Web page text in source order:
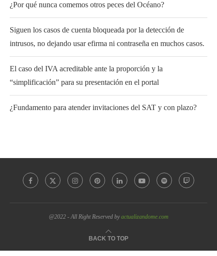
¿Por qué nunca comemos otros peces del Océano?
Siguen los casos de cuenta bloqueada por la detección de
intrusos, no dejando usar efirma ni contraseña en muchos casos.
El caso del IVA acreditable ante la proporción y la
“simplificación” para su presentación en el portal
¿Fundamento para atender invitaciones del SAT y con plazo?
@2022 - All Right Reserved byactualizandome.com
BACK TO TOP